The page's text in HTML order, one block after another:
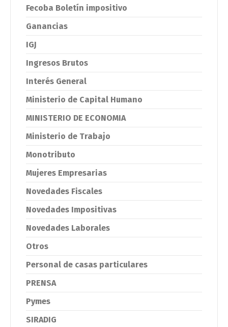
Fecoba Boletín impositivo
Ganancias
IGJ
Ingresos Brutos
Interés General
Ministerio de Capital Humano
MINISTERIO DE ECONOMIA
Ministerio de Trabajo
Monotributo
Mujeres Empresarias
Novedades Fiscales
Novedades Impositivas
Novedades Laborales
Otros
Personal de casas particulares
PRENSA
Pymes
SIRADIG